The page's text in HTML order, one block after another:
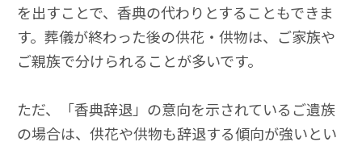
を出すことで、香典の代わりとすることもできま
す。葬儀が終わった後の供花・供物は、ご家族や
ご親族で分けられることが多いです。
ただ、「香典辞退」の意向を示されているご遺族
の場合は、供花や供物も辞退する傾向が強いとい